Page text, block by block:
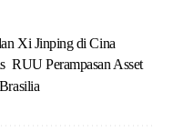
Xi Jinping di Cina
RUU Perampasan Asset